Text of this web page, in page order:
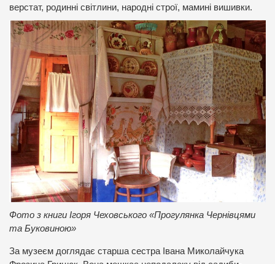
верстат, родинні світлини, народні строї, мамині вишивки.
Фото з книги Ігоря Чеховського «Прогулянка Чернівцями
та Буковиною»
За музеєм доглядає старша сестра Івана Миколайчука